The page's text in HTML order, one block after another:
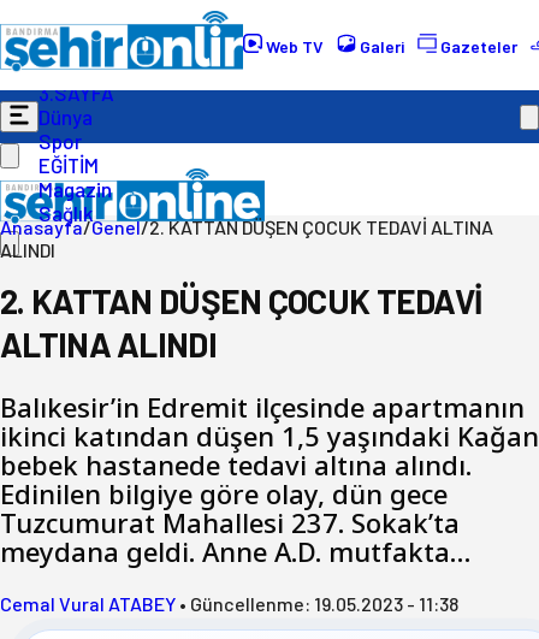
Web TV Galeri Gazeteler
Gündem
Ekonomi
Politika
3.SAYFA
Dünya
Spor
EĞİTİM
Magazin
Sağlık
Anasayfa/Genel/2. KATTAN DÜŞEN ÇOCUK TEDAVİ ALTINA
ALINDI
2. KATTAN DÜŞEN ÇOCUK TEDAVİ
ALTINA ALINDI
Balıkesir’in Edremit ilçesinde apartmanın
ikinci katından düşen 1,5 yaşındaki Kağan
bebek hastanede tedavi altına alındı.
Edinilen bilgiye göre olay, dün gece
Tuzcumurat Mahallesi 237. Sokak’ta
meydana geldi. Anne A.D. mutfakta…
Cemal Vural ATABEY • Güncellenme: 19.05.2023 - 11:38